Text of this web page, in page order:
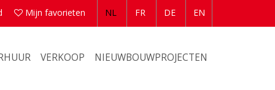
Mijn favorieten NL FR DE EN
VERKOOP NIEUWBOUWPROJECTEN